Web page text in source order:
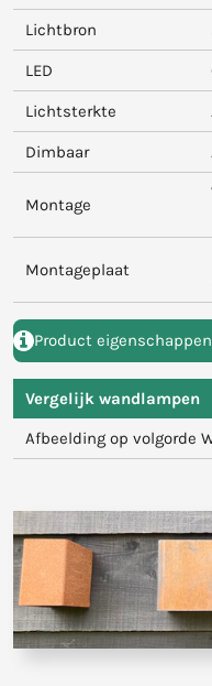
Lichtbron
LED
Lichtsterkte
Dimbaar
Montage
Montageplaat
Product eigenschappen
Vergelijk wandlampen
Afbeelding op volgorde